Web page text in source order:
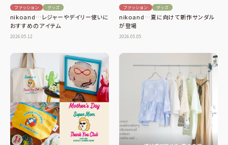
ファッション グッズ
nikoand…レジャーやデイリー使いに
おすすめのアイテム
2026.05.12
ファッション グッズ
nikoand…夏に向けて新作サンダル
が登場
2026.05.05